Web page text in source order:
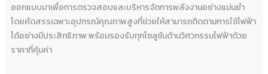
ออกแบบมาเพื่อการตรวจสอบและบริหารจัดการพลังงานอย่างแม่นยำ
โดยคัดสรรเฉพาะอุปกรณ์คุณภาพสูงที่ช่วยให้สามารถติดตามการใช้ไฟฟ้า
ได้อย่างมีประสิทธิภาพ พร้อมรองรับทุกโซลูชันด้านวิศวกรรมไฟฟ้าด้วย
ราคาที่คุ้มค่า